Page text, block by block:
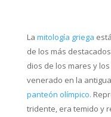
La mitología griega
de los más
dios de los mares y
venerado en la
panteón olímpico.
tridente, era temido y